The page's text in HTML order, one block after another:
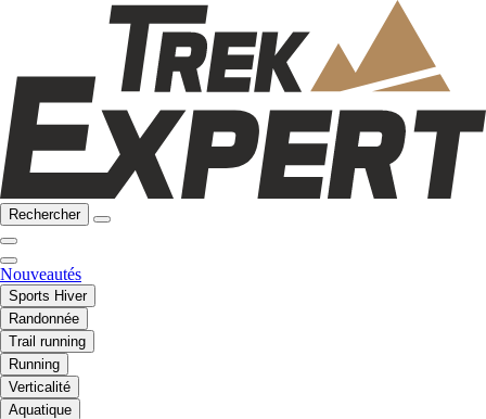
Rechercher
Nouveautés
Sports Hiver
Randonnée
Trail running
Running
Verticalité
Aquatique